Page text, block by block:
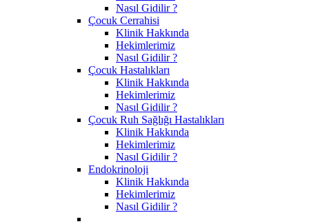
Nasıl Gidilir ?
Çocuk Cerrahisi
Klinik Hakkında
Hekimlerimiz
Nasıl Gidilir ?
Çocuk Hastalıkları
Klinik Hakkında
Hekimlerimiz
Nasıl Gidilir ?
Çocuk Ruh Sağlığı Hastalıkları
Klinik Hakkında
Hekimlerimiz
Nasıl Gidilir ?
Endokrinoloji
Klinik Hakkında
Hekimlerimiz
Nasıl Gidilir ?